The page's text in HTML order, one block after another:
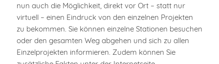
nun auch die Möglichkeit, direkt vor Ort – statt nur
virtuell – einen Eindruck von den einzelnen Projekten
zu bekommen. Sie können einzelne Stationen besuchen
oder den gesamten Weg abgehen und sich zu allen
Einzelprojekten informieren. Zudem können Sie